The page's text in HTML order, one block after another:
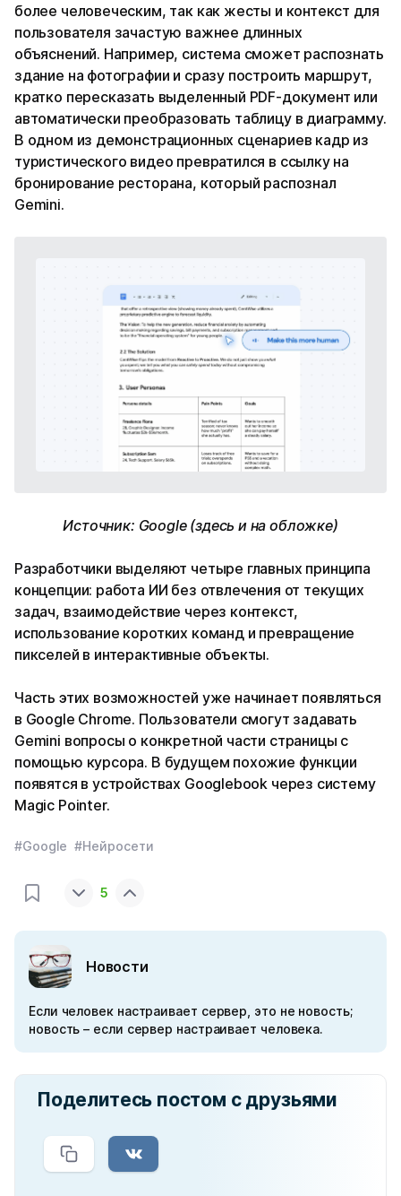
более человеческим, так как жесты и контекст для
пользователя зачастую важнее длинных
объяснений. Например, система сможет распознать
здание на фотографии и сразу построить маршрут,
кратко пересказать выделенный PDF-документ или
автоматически преобразовать таблицу в диаграмму.
В одном из демонстрационных сценариев кадр из
туристического видео превратился в ссылку на
бронирование ресторана, который распознал
Gemini.
Источник: Google (здесь и на обложке)
Разработчики выделяют четыре главных принципа
концепции: работа ИИ без отвлечения от текущих
задач, взаимодействие через контекст,
использование коротких команд и превращение
пикселей в интерактивные объекты.
Часть этих возможностей уже начинает появляться
в Google Chrome. Пользователи смогут задавать
Gemini вопросы о конкретной части страницы с
помощью курсора. В будущем похожие функции
появятся в устройствах Googlebook через систему
Magic Pointer.
#Google #Нейросети
5
Новости
Если человек настраивает сервер, это не новость;
новость – если сервер настраивает человека.
Поделитесь постом с друзьями